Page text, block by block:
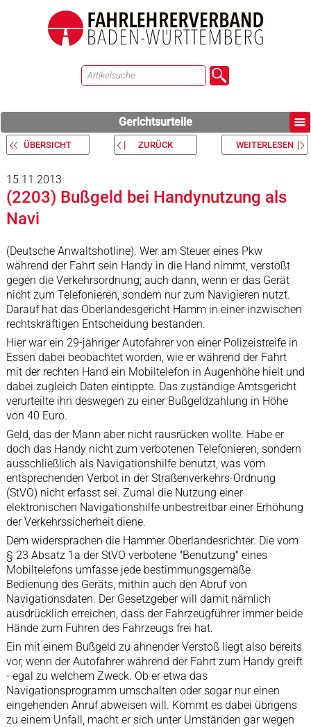
Gerichtsurteile
ÜBERSICHT ZURÜCK WEITERLESEN
15.11.2013
(2203) Bußgeld bei Handynutzung als
Navi
(Deutsche Anwaltshotline). Wer am Steuer eines Pkw
während der Fahrt sein Handy in die Hand nimmt, verstößt
gegen die Verkehrsordnung; auch dann, wenn er das Gerät
nicht zum Telefonieren, sondern nur zum Navigieren nutzt.
Darauf hat das Oberlandesgericht Hamm in einer inzwischen
rechtskräftigen Entscheidung bestanden.
Hier war ein 29-jähriger Autofahrer von einer Polizeistreife in
Essen dabei beobachtet worden, wie er während der Fahrt
mit der rechten Hand ein Mobiltelefon in Augenhöhe hielt und
dabei zugleich Daten eintippte. Das zuständige Amtsgericht
verurteilte ihn deswegen zu einer Bußgeldzahlung in Höhe
von 40 Euro.
Geld, das der Mann aber nicht rausrücken wollte. Habe er
doch das Handy nicht zum verbotenen Telefonieren, sondern
ausschließlich als Navigationshilfe benutzt, was vom
entsprechenden Verbot in der Straßenverkehrs-Ordnung
(StVO) nicht erfasst sei. Zumal die Nutzung einer
elektronischen Navigationshilfe unbestreitbar einer Erhöhung
der Verkehrssicherheit diene.
Dem widersprachen die Hammer Oberlandesrichter. Die vom
§ 23 Absatz 1a der StVO verbotene "Benutzung" eines
Mobiltelefons umfasse jede bestimmungsgemäße
Bedienung des Geräts, mithin auch den Abruf von
Navigationsdaten. Der Gesetzgeber will damit nämlich
ausdrücklich erreichen, dass der Fahrzeugführer immer beide
Hände zum Führen des Fahrzeugs frei hat.
Ein mit einem Bußgeld zu ahnender Verstoß liegt also bereits
vor, wenn der Autofahrer während der Fahrt zum Handy greift
- egal zu welchem Zweck. Ob er etwa das
Navigationsprogramm umschalten oder sogar nur einen
eingehenden Anruf abweisen will. Kommt es dabei übrigens
zu einem Unfall, macht er sich unter Umständen gar wegen